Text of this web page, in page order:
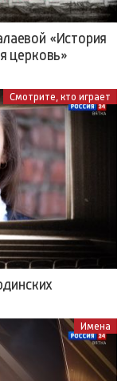
«История
церковь»
Смотрите, кто играет
Имена